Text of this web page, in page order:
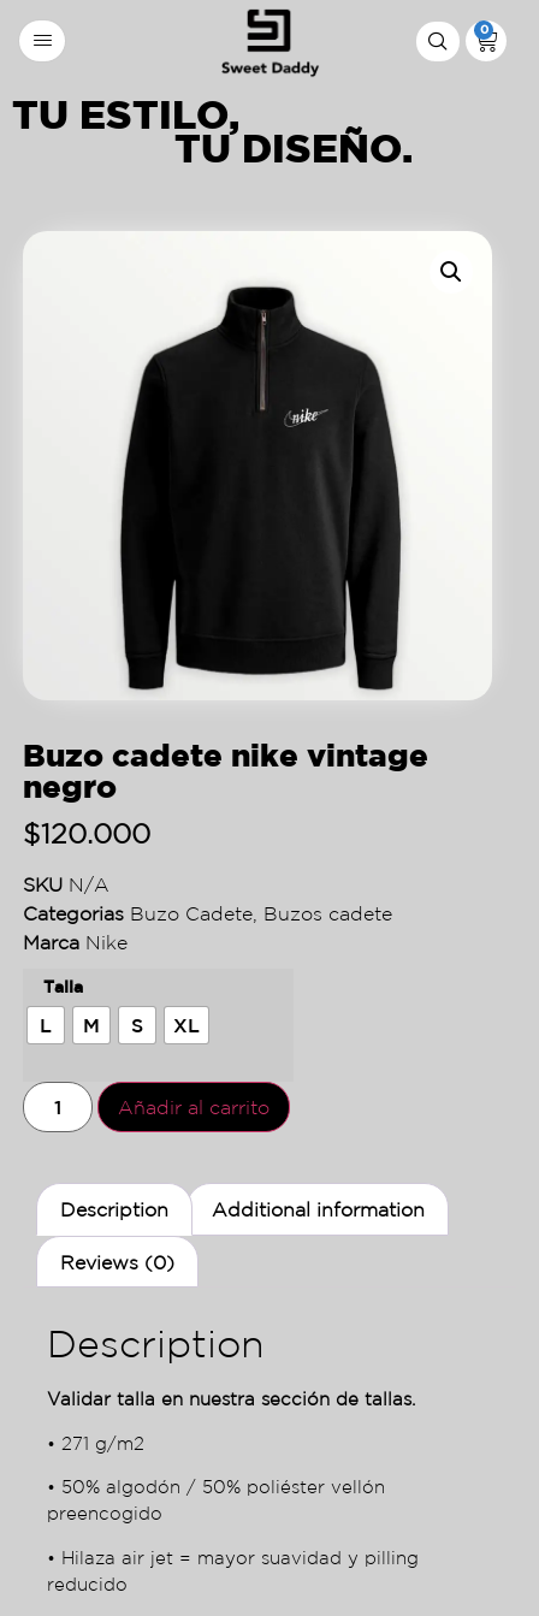
0
TU ESTILO,
TU DISEÑO.
Buzo cadete nike vintage
negro
$120.000
SKU N/A
Categorias Buzo Cadete, Buzos cadete
Marca Nike
Talla
L M S XL
Añadir al carrito
Description Additional information
Reviews (0)
Description
Validar talla en nuestra sección de tallas.
• 271 g/m2
• 50% algodón / 50% poliéster vellón
preencogido
• Hilaza air jet = mayor suavidad y pilling
reducido